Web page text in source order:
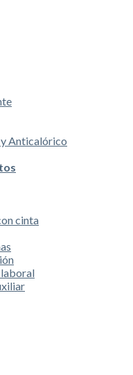
Anticalórico
cinta